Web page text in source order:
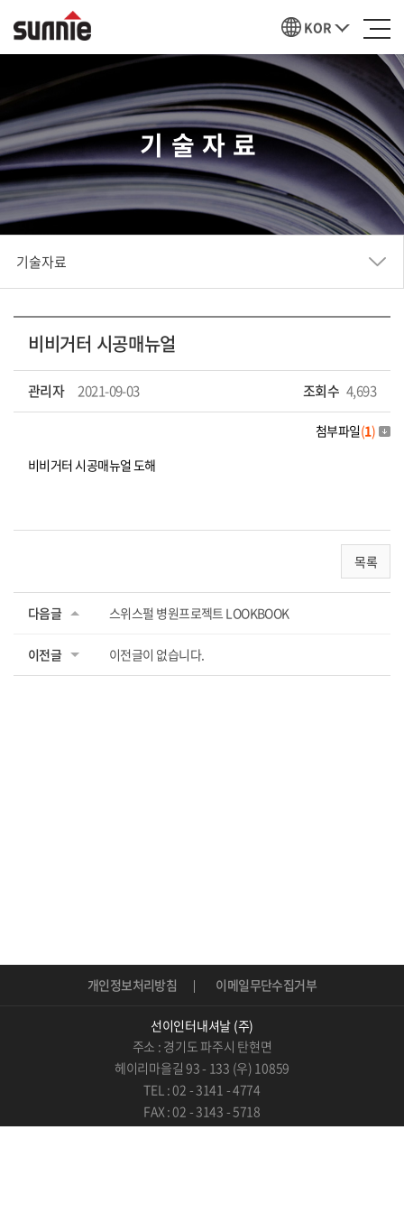
KOR
기술자료
기술자료
비비거터 시공매뉴얼
관리자 2021-09-03 조회수 4,693
첨부파일(1)
비비거터 시공매뉴얼 도해
목록
다음글 스위스펄 병원프로젝트 LOOKBOOK
이전글 이전글이 없습니다.
개인정보처리방침 이메일무단수집거부
선이인터내셔날 (주)
주소 : 경기도 파주시 탄현면
헤이리마을길 93 - 133 (우) 10859
TEL : 02 - 3141 - 4774
FAX : 02 - 3143 - 5718